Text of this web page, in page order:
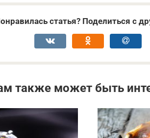
статья? Поделиться с
также может быть